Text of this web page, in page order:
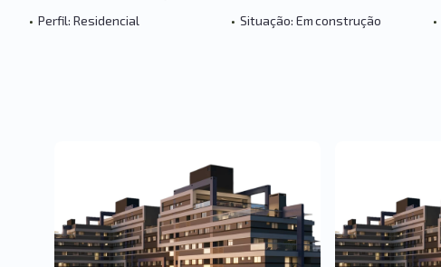
• Perfil: Residencial • Situação: Em construção •